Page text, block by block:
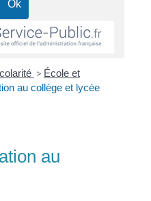
> École et
au collège et lycée
au